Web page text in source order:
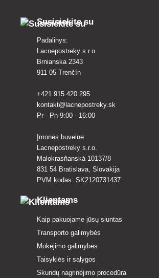
Susisiekite su
Padalinys:
Lacnepostreky s.r.o.
Brnianska 2343
911 05 Trenčín
+421 915 420 295
kontakt@lacnepostreky.sk
Pr - Pn 9:00 - 16:00
Įmonės buveinė:
Lacnepostreky s.r.o.
Malokrasňanská 10137/8
831 54 Bratislava, Slovakija
PVM kodas: SK2120731437
Klientams
Kaip pakuojame jūsų siuntas
Transporto galimybės
Mokėjimo galimybės
Taisyklės ir sąlygos
Skundų nagrinėjimo procedūra